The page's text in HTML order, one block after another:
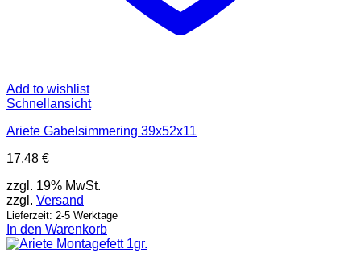
Add to wishlist
Schnellansicht
Ariete Gabelsimmering 39x52x11
17,48 €
zzgl. 19% MwSt.
zzgl. Versand
Lieferzeit: 2-5 Werktage
In den Warenkorb